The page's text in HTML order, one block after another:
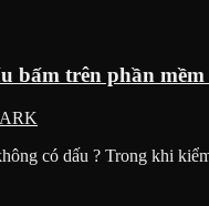
bấm trên phần
có dấu ? Trong khi